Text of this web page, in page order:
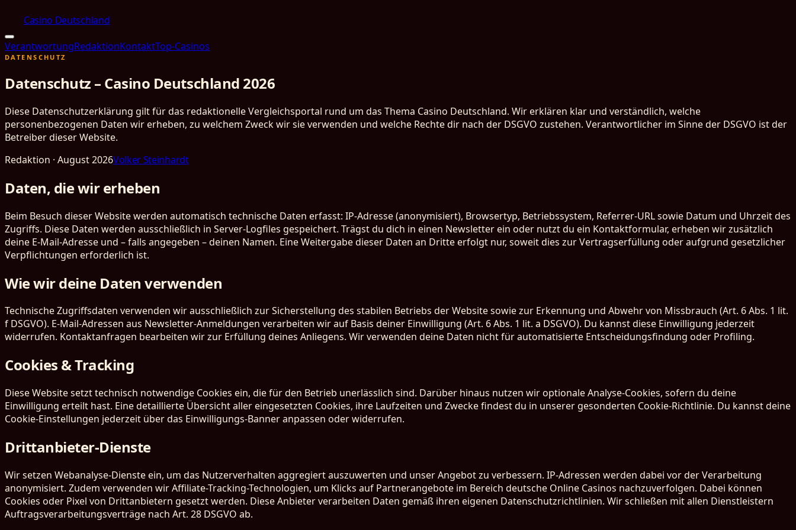
Casino Deutschland
VerantwortungRedaktionKontaktTop-Casinos
DATENSCHUTZ
Datenschutz – Casino Deutschland 2026
Diese Datenschutzerklärung gilt für das redaktionelle Vergleichsportal rund um das Thema Casino Deutschland. Wir erklären klar und verständlich, welche
personenbezogenen Daten wir erheben, zu welchem Zweck wir sie verwenden und welche Rechte dir nach der DSGVO zustehen. Verantwortlicher im Sinne der DSGVO ist der
Betreiber dieser Website.
Redaktion · August 2026Volker Steinhardt
Daten, die wir erheben
Beim Besuch dieser Website werden automatisch technische Daten erfasst: IP-Adresse (anonymisiert), Browsertyp, Betriebssystem, Referrer-URL sowie Datum und Uhrzeit des
Zugriffs. Diese Daten werden ausschließlich in Server-Logfiles gespeichert. Trägst du dich in einen Newsletter ein oder nutzt du ein Kontaktformular, erheben wir zusätzlich
deine E-Mail-Adresse und – falls angegeben – deinen Namen. Eine Weitergabe dieser Daten an Dritte erfolgt nur, soweit dies zur Vertragserfüllung oder aufgrund gesetzlicher
Verpflichtungen erforderlich ist.
Wie wir deine Daten verwenden
Technische Zugriffsdaten verwenden wir ausschließlich zur Sicherstellung des stabilen Betriebs der Website sowie zur Erkennung und Abwehr von Missbrauch (Art. 6 Abs. 1 lit.
f DSGVO). E-Mail-Adressen aus Newsletter-Anmeldungen verarbeiten wir auf Basis deiner Einwilligung (Art. 6 Abs. 1 lit. a DSGVO). Du kannst diese Einwilligung jederzeit
widerrufen. Kontaktanfragen bearbeiten wir zur Erfüllung deines Anliegens. Wir verwenden deine Daten nicht für automatisierte Entscheidungsfindung oder Profiling.
Cookies & Tracking
Diese Website setzt technisch notwendige Cookies ein, die für den Betrieb unerlässlich sind. Darüber hinaus nutzen wir optionale Analyse-Cookies, sofern du deine
Einwilligung erteilt hast. Eine detaillierte Übersicht aller eingesetzten Cookies, ihre Laufzeiten und Zwecke findest du in unserer gesonderten Cookie-Richtlinie. Du kannst deine
Cookie-Einstellungen jederzeit über das Einwilligungs-Banner anpassen oder widerrufen.
Drittanbieter-Dienste
Wir setzen Webanalyse-Dienste ein, um das Nutzerverhalten aggregiert auszuwerten und unser Angebot zu verbessern. IP-Adressen werden dabei vor der Verarbeitung
anonymisiert. Zudem verwenden wir Affiliate-Tracking-Technologien, um Klicks auf Partnerangebote im Bereich deutsche Online Casinos nachzuverfolgen. Dabei können
Cookies oder Pixel von Drittanbietern gesetzt werden. Diese Anbieter verarbeiten Daten gemäß ihren eigenen Datenschutzrichtlinien. Wir schließen mit allen Dienstleistern
Auftragsverarbeitungsverträge nach Art. 28 DSGVO ab.